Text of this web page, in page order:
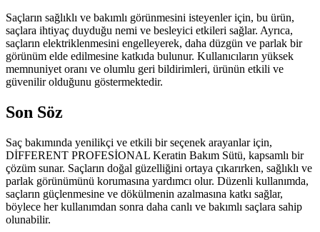
Saçların sağlıklı ve bakımlı görünmesini isteyenler için, bu ürün,
saçlara ihtiyaç duyduğu nemi ve besleyici etkileri sağlar. Ayrıca,
saçların elektriklenmesini engelleyerek, daha düzgün ve parlak bir
görünüm elde edilmesine katkıda bulunur. Kullanıcıların yüksek
memnuniyet oranı ve olumlu geri bildirimleri, ürünün etkili ve
güvenilir olduğunu göstermektedir.
Son Söz
Saç bakımında yenilikçi ve etkili bir seçenek arayanlar için,
DİFFERENT PROFESİONAL Keratin Bakım Sütü, kapsamlı bir
çözüm sunar. Saçların doğal güzelliğini ortaya çıkarırken, sağlıklı ve
parlak görünümünü korumasına yardımcı olur. Düzenli kullanımda,
saçların güçlenmesine ve dökülmenin azalmasına katkı sağlar,
böylece her kullanımdan sonra daha canlı ve bakımlı saçlara sahip
olunabilir.